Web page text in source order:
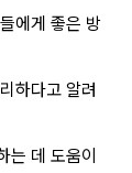
에게 좋은 방
하다고 알려
는 데 도움이